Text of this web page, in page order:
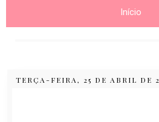
Início
TERÇA-FEIRA, 25 DE ABRIL DE